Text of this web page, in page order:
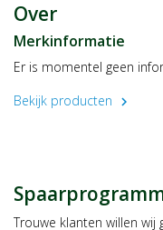
Over
Merkinformatie
Er is momentel geen
Bekijk producten
chevron_right
Trouwe klanten willen